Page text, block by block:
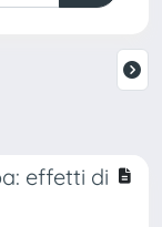
effetti di